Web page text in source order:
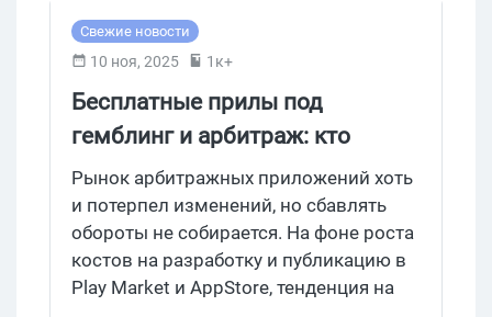
Свежие новости
10 ноя, 2025 1к+
Бесплатные прилы под
гемблинг и арбитраж: кто
платит за этот банкет?
Рынок арбитражных приложений хоть
и потерпел изменений, но сбавлять
обороты не собирается. На фоне роста
костов на разработку и публикацию в
Play Market и AppStore, тенденция на